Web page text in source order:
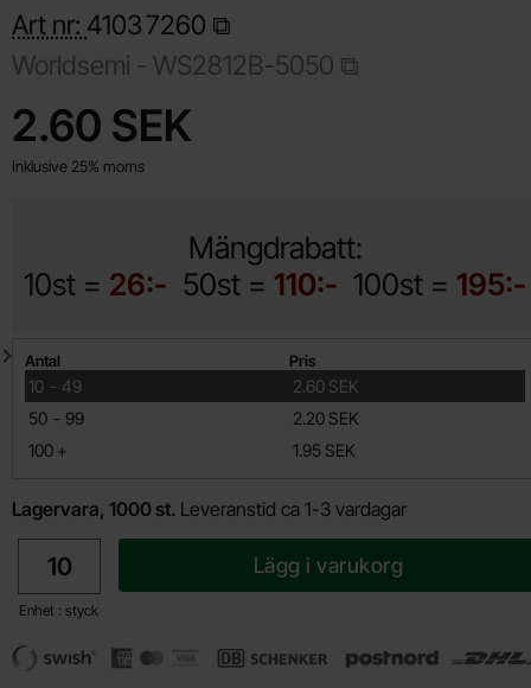
Art nr: 41037260
Worldsemi - WS2812B-5050
pris
2.60 SEK
Inklusive 25% moms
Mängdrabatt:
10st = 26:- 50st = 110:- 100st = 195:-
Mängdrabatt
Antal Pris
10 -
till 49
2.60 SEK
50 -
till 99
2.20 SEK
100 +
till 1.95 SEK
Lagervara, 1000 st. Leveranstid ca 1-3 vardagar
Enhet : styck
Lägg i varukorg